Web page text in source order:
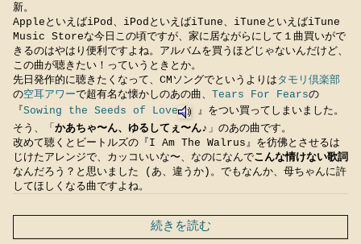
新。
AppleといえばiPod、iPodといえばiTune、iTuneといえばiTune
Music Storeな今日この頃ですが、家に居ながらにして１曲買いがで
きるのはやはり便利ですよね。アルバムを買うほどじゃないんだけど、
この曲が聴きたい！っていうときとか。
先日発作的に聴きたくなって、CMソングでというよりはタモリ倶楽部
の空耳アワーで超有名な懐かしのあの曲、 Tears For Fearsの
『 Sowing the Seeds of Love
』をつい買ってしまいました。
そう、「 かあちゃ〜ん、ゆるしてぇ〜ん♪」のあの曲です。
改めて聴くとビートルズの『I Am The Walrus』を彷佛とさせるは
じけたアレンジで、カッコいいな〜、なのになんでこんな情けない歌詞
なんだろう？と思いました (あ、違うか)。でもなんか、母ちゃんに許
してほしくなる曲ですよね。
続きを読む